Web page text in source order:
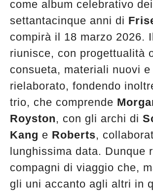
edicola
come album celebrativo dei
settantacinque anni di
compirà il 18 marzo 2026.
riunisce, con progettualità
consueta, materiali nuovi
rielaborato, fondendo
trio, che comprende
Royston, con gli archi di
Kang e Roberts,
lunghissima data. Dunque
compagni di viaggio che,
gli uni accanto agli altri in